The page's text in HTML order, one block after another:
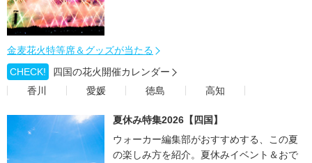
金麦花火特等席＆グッズが当たる
CHECK!
四国の花火開催カレンダー
香川
愛媛 徳島 高知
夏休み特集2026【四国】
ウォーカー編集部がおすすめする、この夏
の楽しみ方を紹介。夏休みイベント＆おで